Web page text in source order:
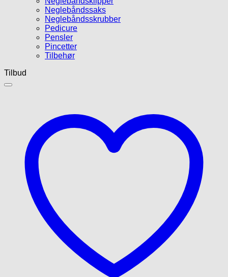
Neglebåndssaks
Neglebåndsskrubber
Pedicure
Pensler
Pincetter
Tilbehør
Tilbud